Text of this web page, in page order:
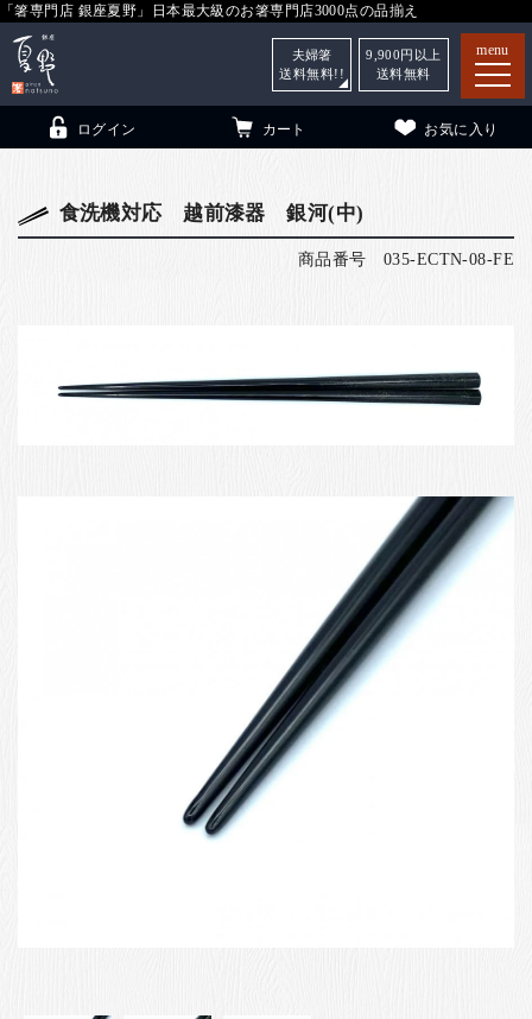
「箸専門店 銀座夏野」日本最大級のお箸専門店3000点の品揃え
menu
について
ログイン カート お気に入り
夫婦箸
送料無料!!
9,900 円以上
送料無料
食洗機対応 越前漆器 銀河(中)
商品番号 035-ECTN-08-FE